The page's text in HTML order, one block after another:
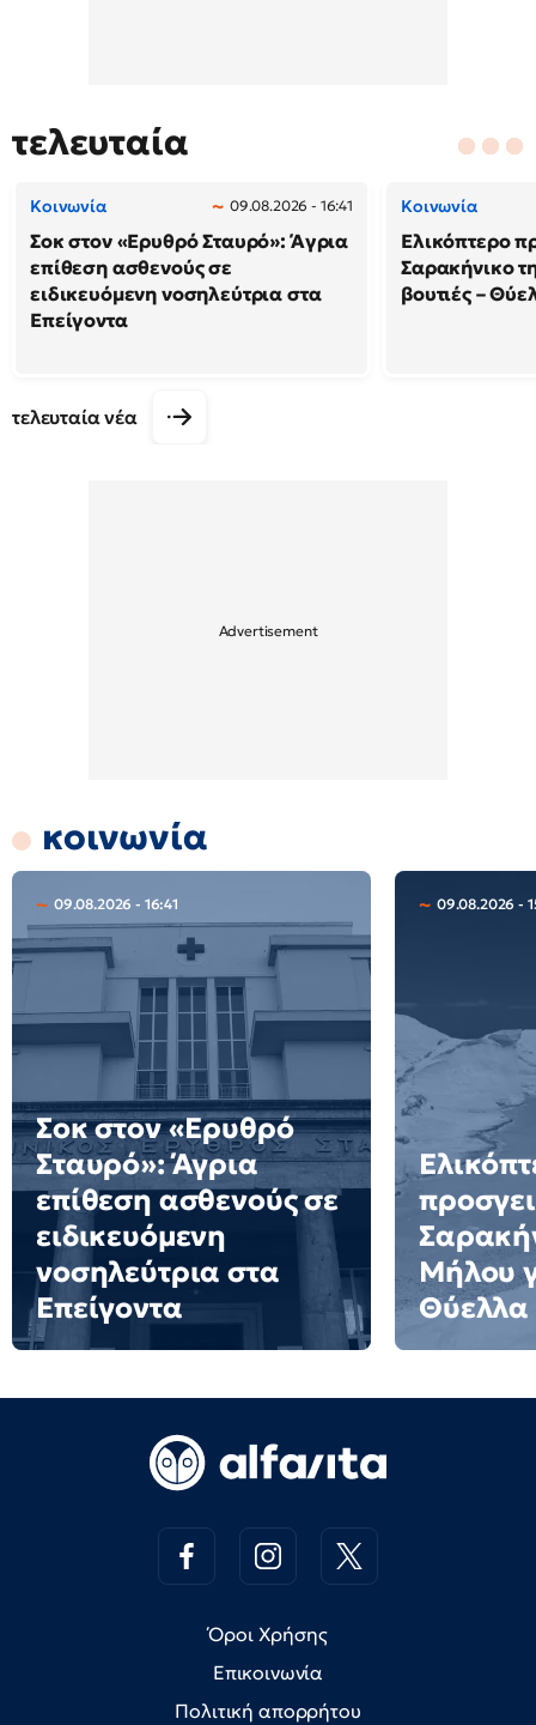
τελευταία
Κοινωνία 09.08.2026 - 16:41
Σοκ στον «Ερυθρό Σταυρό»: Άγρια
επίθεση ασθενούς σε
ειδικευόμενη νοσηλεύτρια στα
Επείγοντα
Κοινωνία
Ελικόπτερο
Σαρακήνικο
βουτιές –
τελευταία νέα
κοινωνία
09.08.2026 - 16:41
Σοκ στον «Ερυθρό
Σταυρό»: Άγρια
επίθεση ασθενούς σε
ειδικευόμενη
νοσηλεύτρια στα
Επείγοντα
09.08.2026 -
Μήλου
Θύελλα
Όροι Χρήσης
Επικοινωνία
Πολιτική απορρήτου